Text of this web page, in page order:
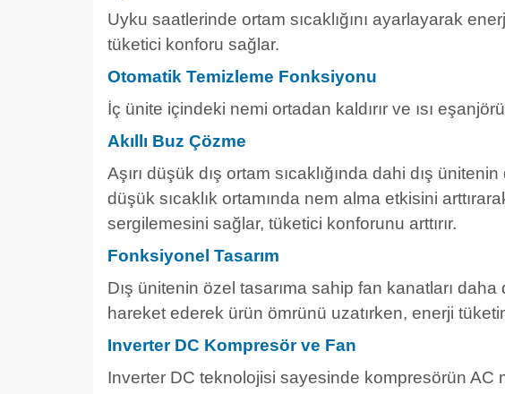
Uyku saatlerinde ortam sıcaklığını ayarlayarak
tüketici konforu sağlar.
Otomatik Temizleme Fonksiyonu
İç ünite içindeki nemi ortadan kaldırır ve ısı
Akıllı Buz Çözme
Aşırı düşük dış ortam sıcaklığında dahi dış
düşük sıcaklık ortamında nem alma etkisini
sergilemesini sağlar, tüketici konforunu arttırır.
Fonksiyonel Tasarım
Dış ünitenin özel tasarıma sahip fan kanatları daha
hareket ederek ürün ömrünü uzatırken, enerji
Inverter DC Kompresör ve Fan
Inverter DC teknolojisi sayesinde kompresörün AC